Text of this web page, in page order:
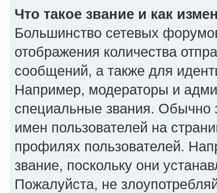
Что такое звание и как
Большинство сетевых
отображения количества
сообщений, а также для
Например, модераторы и
специальные звания. Обычно
имен пользователей на
профилях пользователей.
звание, поскольку они
Пожалуйста, не